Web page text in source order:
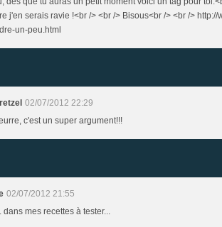
j'en serais ravie !<br /> <br /> Bisous<br /> <br />
un-peu.html
02/07/2012 22:29
c'est un super argument!!!
02/07/2012 21:55
dans mes recettes à tester...